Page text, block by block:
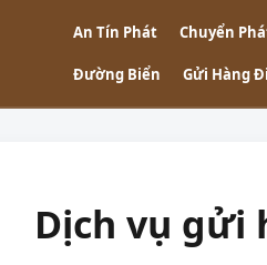
An Tín Phát Chuyển
Đường Biển Gửi Hàng
Dịch vụ gửi